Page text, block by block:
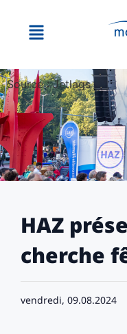
Source : Jetlags
HAZ
cherche
vendredi, 09.08.2024